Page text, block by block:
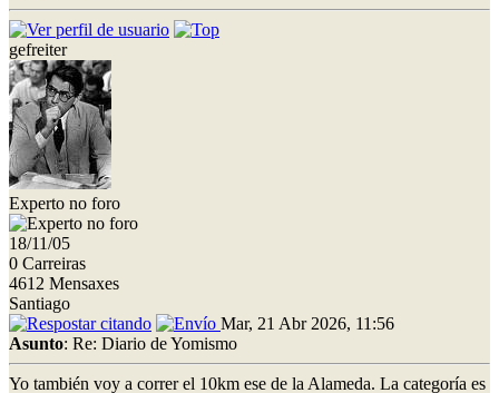
gefreiter
Experto no foro
18/11/05
0 Carreiras
4612 Mensaxes
Santiago
Mar, 21 Abr 2026, 11:56
Asunto: Re: Diario de Yomismo
Yo también voy a correr el 10km ese de la Alameda. La categoría es